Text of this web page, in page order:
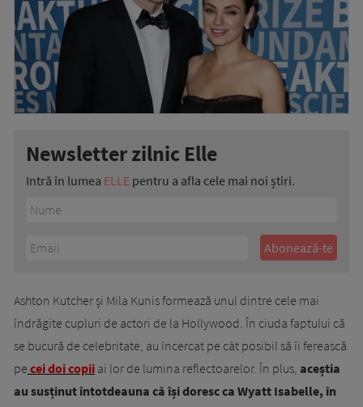
Newsletter zilnic Elle
Intră în lumea ELLE pentru a afla cele mai noi știri.
Ashton Kutcher și Mila Kunis formează unul dintre cele mai
îndrăgite cupluri de actori de la Hollywood. În ciuda faptului că
se bucură de celebritate, au încercat pe cât posibil să îi ferească
pe cei doi copii ai lor de lumina reflectoarelor. În plus, aceștia
au susținut întotdeauna că își doresc ca Wyatt Isabelle, în